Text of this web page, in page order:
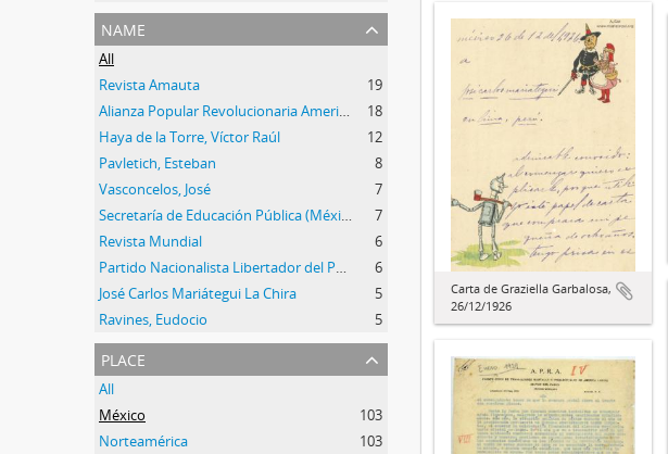
name
All
Revista Amauta
19
Alianza Popular Revolucionaria Americana (APRA)
18
Haya de la Torre, Víctor Raúl
12
Pavletich, Esteban
8
Vasconcelos, José
7
Secretaría de Educación Pública (México)
7
Revista Mundial
6
Partido Nacionalista Libertador del Perú
6
José Carlos Mariátegui La Chira
5
Ravines, Eudocio
5
place
All
México
103
Norteamérica
103
Carta de Graziella Garbalosa,
26/12/1926